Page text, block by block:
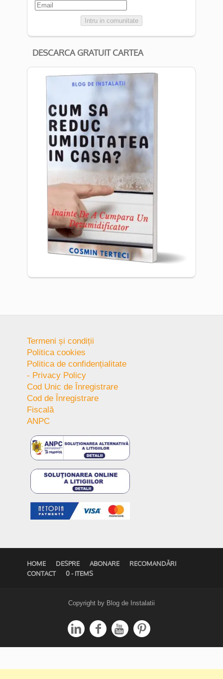
Intru in comunitate
DESCARCA GRATUIT CARTEA
Termeni și condiții
Politica cookies
Politica de confidențialitate
- Privacy Policy
Cod Unic de Înregistrare
Cod de Înregistrare
Fiscală
ANPC
HOME DESPRE ABONARE
RECOMANDĂRI
CONTACT
0 - ITEMS
Copyright by Blog de Instalatii
   